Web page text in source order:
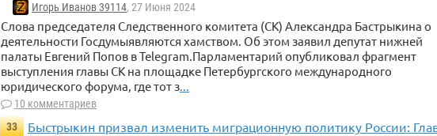
Игорь Иванов 39114, 27 Июня 2024
Слова председателя Следственного комитета (СК) Александра Бастрыкина о
деятельности Госдумыявляются хамством. Об этом заявил депутат нижней
палаты Евгений Попов в Telegram.Парламентарий опубликовал фрагмент
выступления главы СК на площадке Петербургского международного
юридического форума, где тот з
10 комментариев
33
Быстрыкин призвал изменить миграционную политику России: